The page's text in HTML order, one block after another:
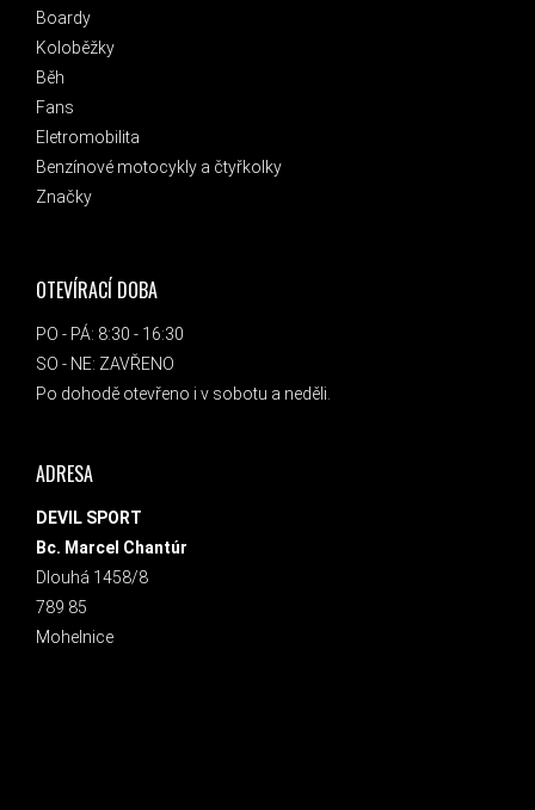
Boardy
Koloběžky
Běh
Fans
Eletromobilita
Benzínové motocykly a čtyřkolky
Značky
OTEVÍRACÍ DOBA
PO - PÁ: 8:30 - 16:30
SO - NE: ZAVŘENO
Po dohodě otevřeno i v sobotu a neděli.
ADRESA
DEVIL SPORT
Bc. Marcel Chantúr
Dlouhá 1458/8
789 85
Mohelnice